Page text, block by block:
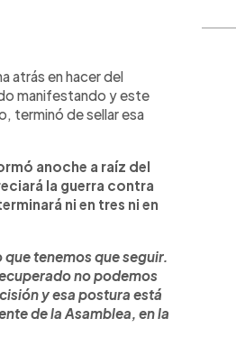
atrás en hacer del
manifestando y este
terminó de sellar esa
anoche a raíz del
la guerra contra
ni en tres ni en
tenemos que seguir.
no podemos
y esa postura está
de la Asamblea, en la